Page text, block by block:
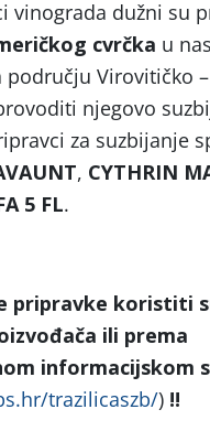
vinograda dužni su
cvrčka u
području Virovitičko
njegovo
za suzbijanje
, CYTHRIN
5 FL.
pripravke koristiti
ili prema
informacijskom
trazilicaszb/) !!